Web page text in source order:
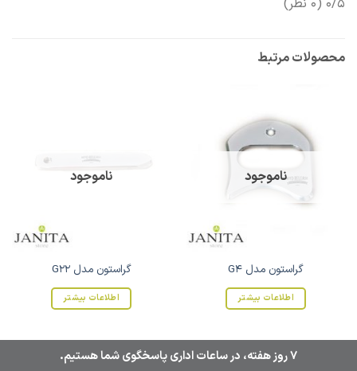
0/5 (0 نظر)
محصولات مرتبط
ناموجود
گراستون مدل G4
اطلاعات بیشتر
ناموجود
گراستون مدل G22
اطلاعات بیشتر
7 روز هفته، در ساعات اداری پاسخگوی شما هستیم.